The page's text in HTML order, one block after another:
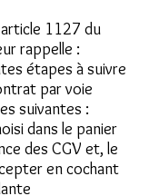
1127 du
rappelle :
étapes à suivre
par voie
suivantes :
dans le panier
des CGV et, le
en cochant